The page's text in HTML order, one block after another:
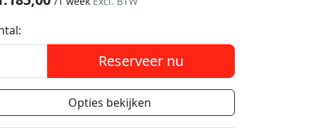
Reserveer nu
Opties bekijken